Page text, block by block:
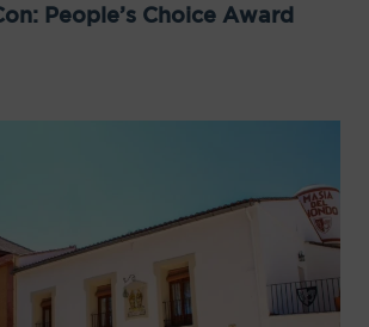
People’s Choice Award